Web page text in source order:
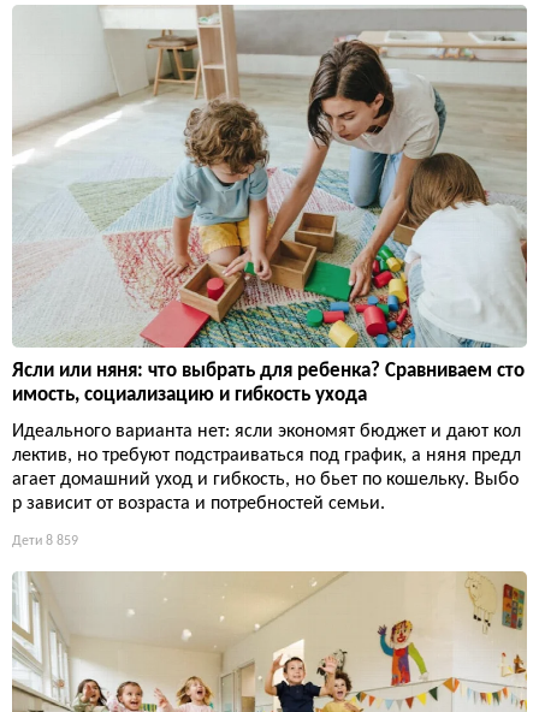
Ясли или няня: что выбрать для ребенка? Сравниваем сто
имость, социализацию и гибкость ухода
Идеального варианта нет: ясли экономят бюджет и дают кол
лектив, но требуют подстраиваться под график, а няня предл
агает домашний уход и гибкость, но бьет по кошельку. Выбо
р зависит от возраста и потребностей семьи.
Дети 8 859